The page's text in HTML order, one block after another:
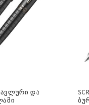
ჭავლური და